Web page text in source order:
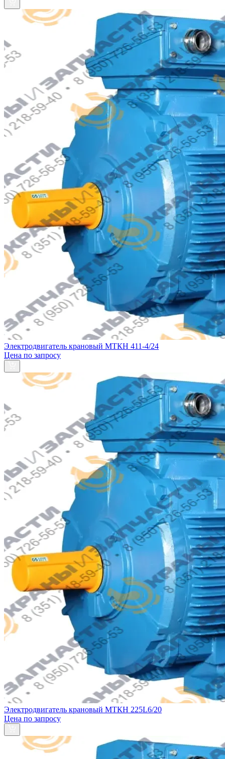
Электродвигатель крановый МТКН 411-4/24
Цена по запросу
Электродвигатель крановый МТКН 225L6/20
Цена по запросу